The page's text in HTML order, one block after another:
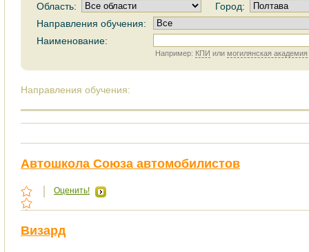
Область:
Город:
Направления обучения:
Наименование:
Например: КПИ или могилянская академия
Направления обучения:
Автошкола Союза автомобилистов
Оценить!
Визард